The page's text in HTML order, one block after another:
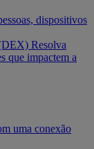
dispositivos
Resolva
que impactem a
uma conexão